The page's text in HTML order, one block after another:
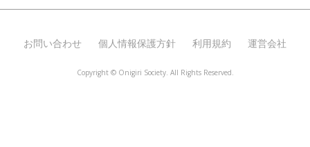
お問い合わせ 個人情報保護方針 利用規約 運営会社
Copyright © Onigiri Society. All Rights Reserved.